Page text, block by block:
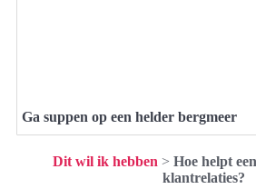
Ga suppen op een helder bergmeer
Dit wil ik hebben > Hoe helpt
klantrelaties?